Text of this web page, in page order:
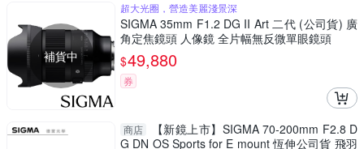
補貨中
超大光圈，營造美麗淺景深
SIGMA 35mm F1.2 DG II Art 二代 (公司貨) 廣
角定焦鏡頭 人像鏡 全片幅無反微單眼鏡頭
$49,880
券
商店
【新鏡上市】SIGMA 70-200mm F2.8 D
G DN OS Sports for E mount 恆伸公司貨 飛羽